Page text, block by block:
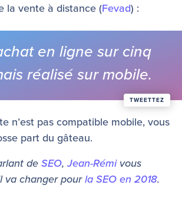
la vente à distance (Fevad) :
en ligne sur cinq
réalisé sur mobile.
n’est pas compatible mobile, vous
part du gâteau.
de SEO,Jean-Rémivous
va changer pourla SEO en 2018.